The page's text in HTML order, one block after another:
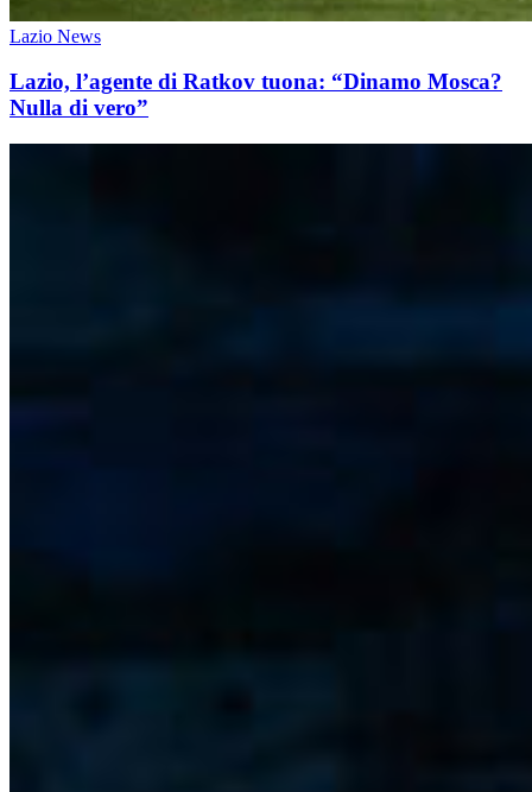
Lazio News
Lazio, l’agente di Ratkov tuona: “Dinamo Mosca?
Nulla di vero”